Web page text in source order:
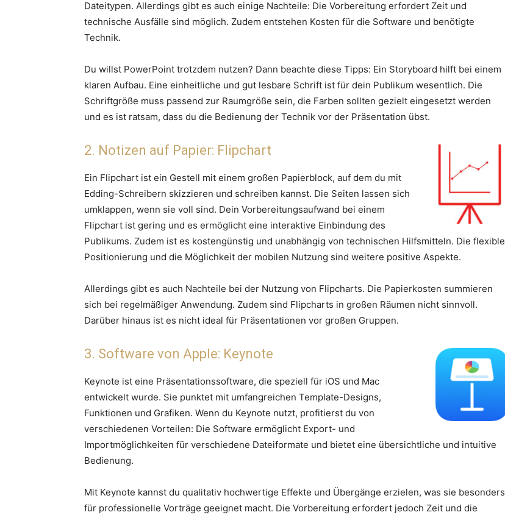
Dateitypen. Allerdings gibt es auch einige Nachteile: Die Vorbereitung erfordert Zeit und
technische Ausfälle sind möglich. Zudem entstehen Kosten für die Software und benötigte
Technik.
Du willst PowerPoint trotzdem nutzen? Dann beachte diese Tipps: Ein Storyboard hilft bei einem
klaren Aufbau. Eine einheitliche und gut lesbare Schrift ist für dein Publikum wesentlich. Die
Schriftgröße muss passend zur Raumgröße sein, die Farben sollten gezielt eingesetzt werden
und es ist ratsam, dass du die Bedienung der Technik vor der Präsentation übst.
2. Notizen auf Papier: Flipchart
Ein Flipchart ist ein Gestell mit einem großen Papierblock, auf dem du mit
Edding-Schreibern skizzieren und schreiben kannst. Die Seiten lassen sich
umklappen, wenn sie voll sind. Dein Vorbereitungsaufwand bei einem
Flipchart ist gering und es ermöglicht eine interaktive Einbindung des
Publikums. Zudem ist es kostengünstig und unabhängig von technischen Hilfsmitteln. Die flexible
Positionierung und die Möglichkeit der mobilen Nutzung sind weitere positive Aspekte.
Allerdings gibt es auch Nachteile bei der Nutzung von Flipcharts. Die Papierkosten summieren
sich bei regelmäßiger Anwendung. Zudem sind Flipcharts in großen Räumen nicht sinnvoll.
Darüber hinaus ist es nicht ideal für Präsentationen vor großen Gruppen.
3. Software von Apple: Keynote
Keynote ist eine Präsentationssoftware, die speziell für iOS und Mac
entwickelt wurde. Sie punktet mit umfangreichen Template-Designs,
Funktionen und Grafiken. Wenn du Keynote nutzt, profitierst du von
verschiedenen Vorteilen: Die Software ermöglicht Export- und
Importmöglichkeiten für verschiedene Dateiformate und bietet eine übersichtliche und intuitive
Bedienung.
Mit Keynote kannst du qualitativ hochwertige Effekte und Übergänge erzielen, was sie besonders
für professionelle Vorträge geeignet macht. Die Vorbereitung erfordert jedoch Zeit und die